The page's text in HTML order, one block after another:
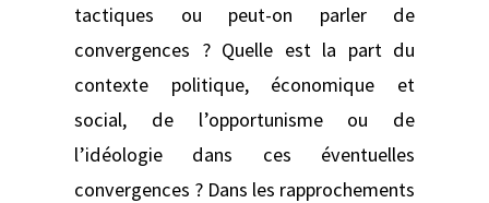
tactiques ou peut-on parler de
convergences ? Quelle est la part du
contexte politique, économique et
social, de l’opportunisme ou de
l’idéologie dans ces éventuelles
convergences ? Dans les rapprochements